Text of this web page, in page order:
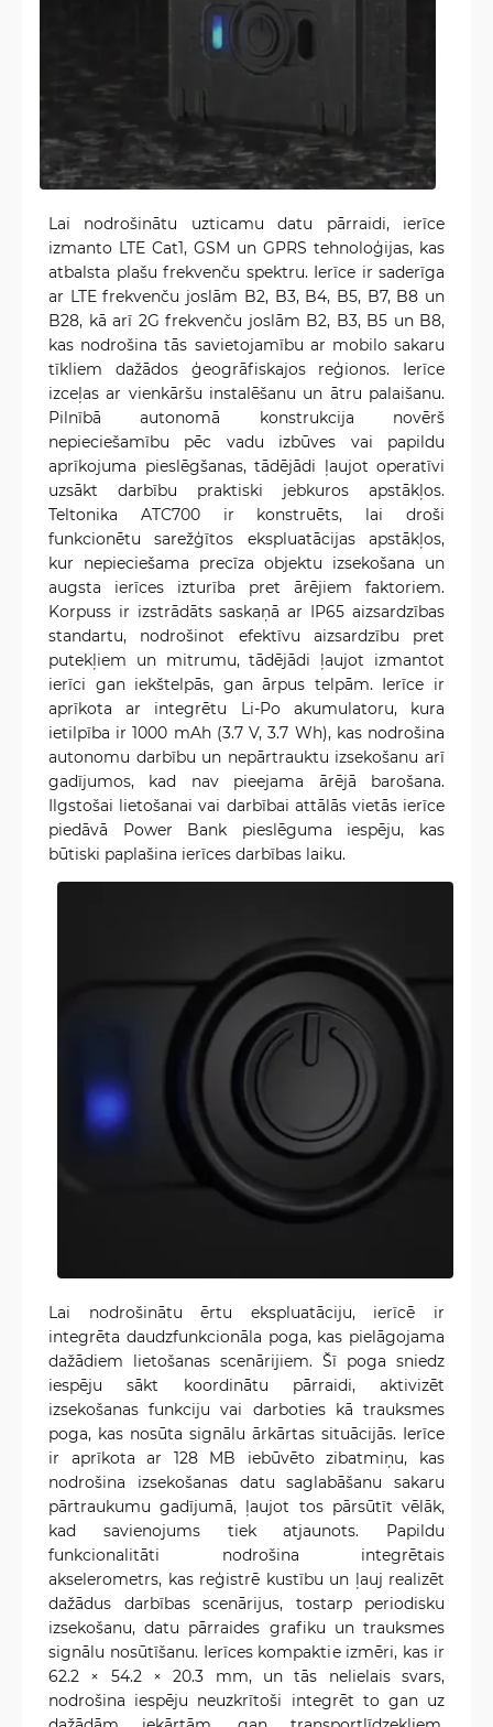
Lai nodrošinātu uzticamu datu pārraidi, ierīce
izmanto LTE Cat1, GSM un GPRS tehnoloģijas, kas
atbalsta plašu frekvenču spektru. Ierīce ir saderīga
ar LTE frekvenču joslām B2, B3, B4, B5, B7, B8 un
B28, kā arī 2G frekvenču joslām B2, B3, B5 un B8,
kas nodrošina tās savietojamību ar mobilo sakaru
tīkliem dažādos ģeogrāfiskajos reģionos. Ierīce
izceļas ar vienkāršu instalēšanu un ātru palaišanu.
Pilnībā autonomā konstrukcija novērš
nepieciešamību pēc vadu izbūves vai papildu
aprīkojuma pieslēgšanas, tādējādi ļaujot operatīvi
uzsākt darbību praktiski jebkuros apstākļos.
Teltonika ATC700 ir konstruēts, lai droši
funkcionētu sarežģītos ekspluatācijas apstākļos,
kur nepieciešama precīza objektu izsekošana un
augsta ierīces izturība pret ārējiem faktoriem.
Korpuss ir izstrādāts saskaņā ar IP65 aizsardzības
standartu, nodrošinot efektīvu aizsardzību pret
putekļiem un mitrumu, tādējādi ļaujot izmantot
ierīci gan iekštelpās, gan ārpus telpām. Ierīce ir
aprīkota ar integrētu Li-Po akumulatoru, kura
ietilpība ir 1000 mAh (3.7 V, 3.7 Wh), kas nodrošina
autonomu darbību un nepārtrauktu izsekošanu arī
gadījumos, kad nav pieejama ārējā barošana.
Ilgstošai lietošanai vai darbībai attālās vietās ierīce
piedāvā Power Bank pieslēguma iespēju, kas
būtiski paplašina ierīces darbības laiku.
Lai nodrošinātu ērtu ekspluatāciju, ierīcē ir
integrēta daudzfunkcionāla poga, kas pielāgojama
dažādiem lietošanas scenārijiem. Šī poga sniedz
iespēju sākt koordinātu pārraidi, aktivizēt
izsekošanas funkciju vai darboties kā trauksmes
poga, kas nosūta signālu ārkārtas situācijās. Ierīce
ir aprīkota ar 128 MB iebūvēto zibatmiņu, kas
nodrošina izsekošanas datu saglabāšanu sakaru
pārtraukumu gadījumā, ļaujot tos pārsūtīt vēlāk,
kad savienojums tiek atjaunots. Papildu
funkcionalitāti nodrošina integrētais
akselerometrs, kas reģistrē kustību un ļauj realizēt
dažādus darbības scenārijus, tostarp periodisku
izsekošanu, datu pārraides grafiku un trauksmes
signālu nosūtīšanu. Ierīces kompaktie izmēri, kas ir
62.2 × 54.2 × 20.3 mm, un tās nelielais svars,
nodrošina iespēju neuzkrītoši integrēt to gan uz